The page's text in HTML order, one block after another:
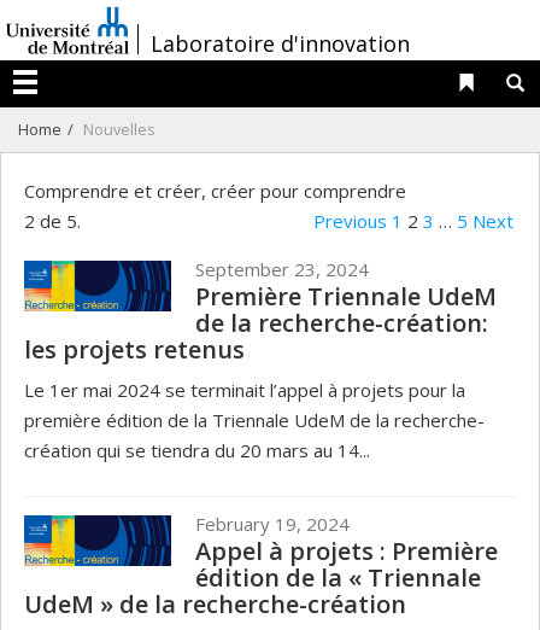
au
contenu
/Laboratoire d'innovation
Menu
Liens
Home Nouvelles
Comprendre et créer, créer pour comprendre
2 de 5.
Previous 1 2 3 … 5 Next
September 23, 2024
Première Triennale UdeM
de la recherche-création:
les projets retenus
Le 1er mai 2024 se terminait l’appel à projets pour la
première édition de la Triennale UdeM de la recherche-
création qui se tiendra du 20 mars au 14...
February 19, 2024
Appel à projets : Première
édition de la « Triennale
UdeM » de la recherche-création